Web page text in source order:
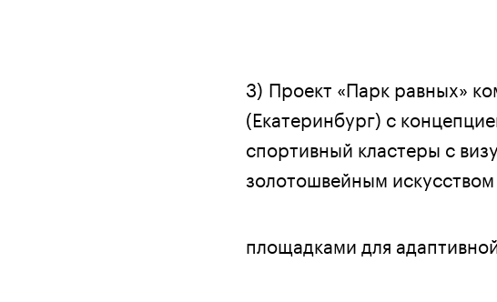
3) Проект «Парк равных»
(Екатеринбург) с
спортивный кластеры с
золотошвейным
площадками для